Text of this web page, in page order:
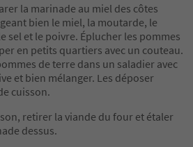
la marinade au miel des côtes
bien le miel, la moutarde, le
sel et le poivre. Éplucher les pommes
en petits quartiers avec un couteau.
de terre dans un saladier avec
et bien mélanger. Les déposer
cuisson.
retirer la viande du four et étaler
dessus.